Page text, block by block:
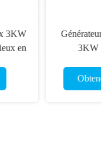
80KW
à faible bruit
prix